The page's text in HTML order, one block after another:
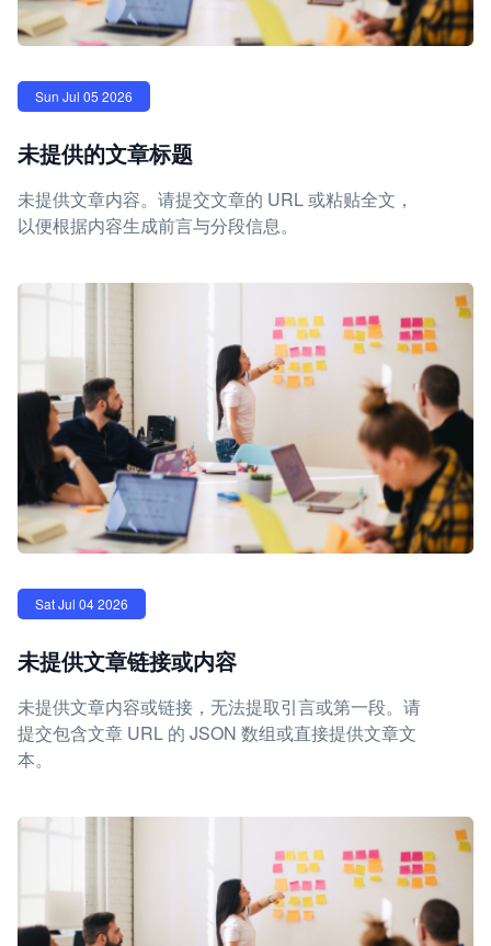
Sun Jul 05 2026
未提供的文章标题
未提供文章内容。请提交文章的 URL 或粘贴全文，
以便根据内容生成前言与分段信息。
Sat Jul 04 2026
未提供文章链接或内容
未提供文章内容或链接，无法提取引言或第一段。请
提交包含文章 URL 的 JSON 数组或直接提供文章文
本。